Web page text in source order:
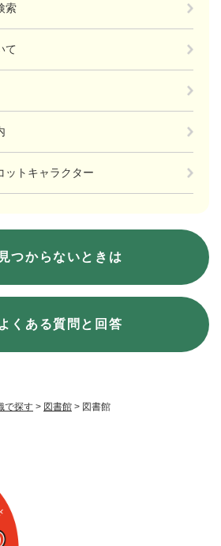
で探す > 図書館 > 図書館
索
て
ットキャラクター
見つからないときは
よくある質問と回答